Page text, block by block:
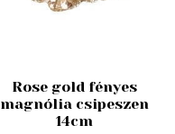
Rose gold fényes
magnólia csipeszen
14cm